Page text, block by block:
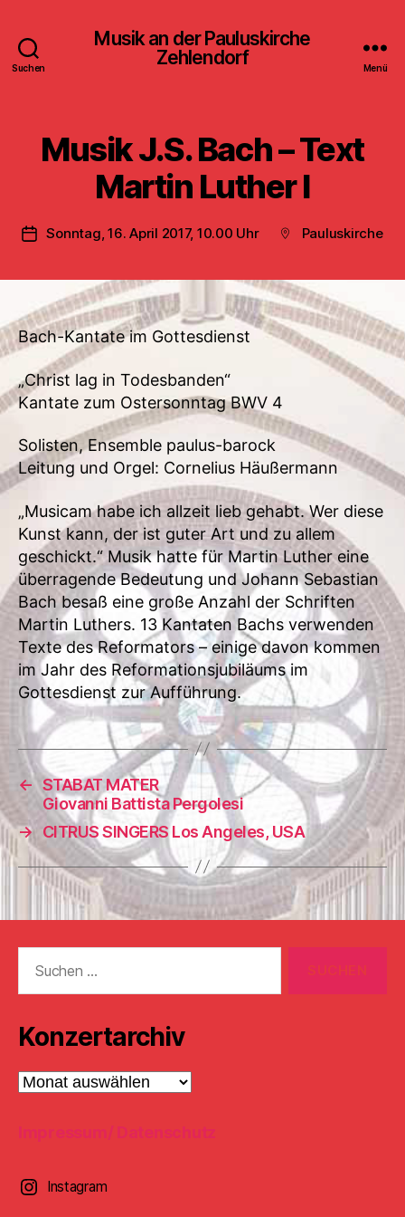
Suchen
Musik an der Pauluskirche
Zehlendorf
Menü
Musik J.S. Bach – Text
Martin Luther I
Veröffentlichungsdatum
Sonntag, 16. April 2017, 10.00 Uhr Beitragsort
Pauluskirche
Bach-Kantate im Gottesdienst
„Christ lag in Todesbanden“
Kantate zum Ostersonntag BWV 4
Solisten, Ensemble paulus-barock
Leitung und Orgel: Cornelius Häußermann
„Musicam habe ich allzeit lieb gehabt. Wer diese
Kunst kann, der ist guter Art und zu allem
geschickt.“ Musik hatte für Martin Luther eine
überragende Bedeutung und Johann Sebastian
Bach besaß eine große Anzahl der Schriften
Martin Luthers. 13 Kantaten Bachs verwenden
Texte des Reformators – einige davon kommen
im Jahr des Reformationsjubiläums im
Gottesdienst zur Aufführung.
← STABAT MATER
Giovanni Battista Pergolesi
→ CITRUS SINGERS Los Angeles, USA
nach:
Konzertarchiv
Konzertarchiv
Impressum/ Datenschutz
Instagram